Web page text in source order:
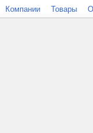
Компании Товары